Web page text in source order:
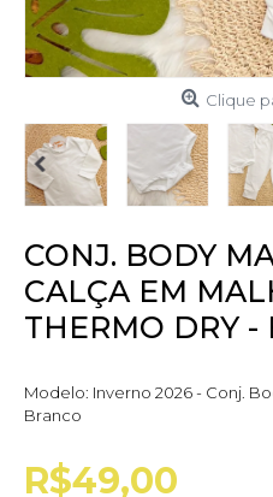
Clique
CONJ. BODY
CALÇA EM
THERMO DRY -
Modelo: Inverno 2026 - Conj.
Branco
R$49,00